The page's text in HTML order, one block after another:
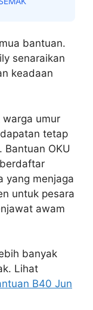
bantuan.
senaraikan
keadaan
warga umur
tetap
Bantuan OKU
yang menjaga
untuk pesara
awam
banyak
Lihat
B40 Jun